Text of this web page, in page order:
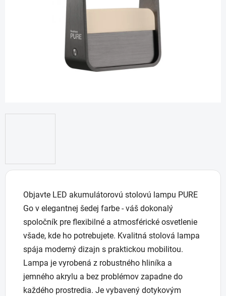
Objavte LED akumulátorovú stolovú lampu PURE
Go v elegantnej šedej farbe - váš dokonalý
spoločník pre flexibilné a atmosférické osvetlenie
všade, kde ho potrebujete. Kvalitná stolová lampa
spája moderný dizajn s praktickou mobilitou.
Lampa je vyrobená z robustného hliníka a
jemného akrylu a bez problémov zapadne do
každého prostredia. Je vybavený dotykovým